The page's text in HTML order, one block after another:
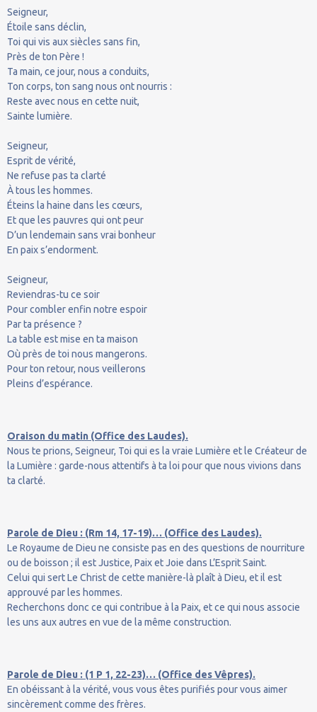
Seigneur,
Étoile sans déclin,
Toi qui vis aux siècles sans fin,
Près de ton Père !
Ta main, ce jour, nous a conduits,
Ton corps, ton sang nous ont nourris :
Reste avec nous en cette nuit,
Sainte lumière.
Seigneur,
Esprit de vérité,
Ne refuse pas ta clarté
À tous les hommes.
Éteins la haine dans les cœurs,
Et que les pauvres qui ont peur
D’un lendemain sans vrai bonheur
En paix s’endorment.
Seigneur,
Reviendras-tu ce soir
Pour combler enfin notre espoir
Par ta présence ?
La table est mise en ta maison
Où près de toi nous mangerons.
Pour ton retour, nous veillerons
Pleins d’espérance.
Oraison du matin (Office des Laudes).
Nous te prions, Seigneur, Toi qui es la vraie Lumière et le Créateur de
la Lumière : garde-nous attentifs à ta loi pour que nous vivions dans
ta clarté.
Parole de Dieu : (Rm 14, 17-19)… (Office des Laudes).
Le Royaume de Dieu ne consiste pas en des questions de nourriture
ou de boisson ; il est Justice, Paix et Joie dans L’Esprit Saint.
Celui qui sert Le Christ de cette manière-là plaît à Dieu, et il est
approuvé par les hommes.
Recherchons donc ce qui contribue à la Paix, et ce qui nous associe
les uns aux autres en vue de la même construction.
Parole de Dieu : (1 P 1, 22-23)… (Office des Vêpres).
En obéissant à la vérité, vous vous êtes purifiés pour vous aimer
sincèrement comme des frères.